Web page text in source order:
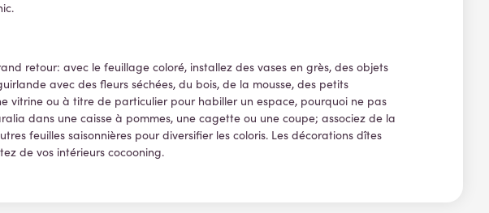
retour: avec le feuillage coloré, installez des vases en grès, des objets
avec des fleurs séchées, du bois, de la mousse, des petits
vitrine ou à titre de particulier pour habiller un espace, pourquoi ne pas
dans une caisse à pommes, une cagette ou une coupe; associez de la
feuilles saisonnières pour diversifier les coloris. Les décorations dîtes
de vos intérieurs cocooning.